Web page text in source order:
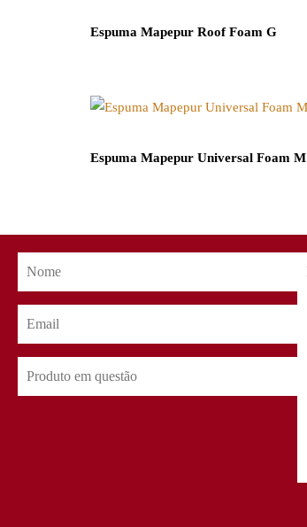
Espuma Mapepur Roof Foam G
Espuma Mapepur Universal Foam M